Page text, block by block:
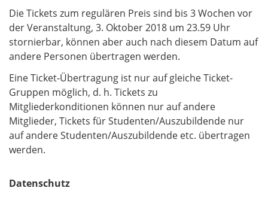
Die Tickets zum regulären Preis sind bis 3 Wochen vor
der Veranstaltung, 3. Oktober 2018 um 23.59 Uhr
stornierbar, können aber auch nach diesem Datum auf
andere Personen übertragen werden.
Eine Ticket-Übertragung ist nur auf gleiche Ticket-
Gruppen möglich, d. h. Tickets zu
Mitgliederkonditionen können nur auf andere
Mitglieder, Tickets für Studenten/Auszubildende nur
auf andere Studenten/Auszubildende etc. übertragen
werden.
Datenschutz